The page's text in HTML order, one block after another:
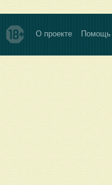
О проекте Помощь